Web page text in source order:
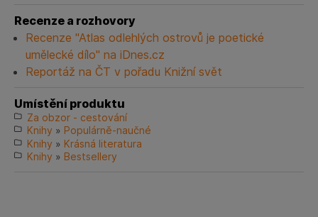
Recenze a rozhovory
Recenze "Atlas odlehlých ostrovů je poetické
umělecké dílo" na iDnes.cz
Reportáž na ČT v pořadu Knižní svět
Umístění produktu
Za obzor - cestování
Knihy » Populárně-naučné
Knihy » Krásná literatura
Knihy » Bestsellery